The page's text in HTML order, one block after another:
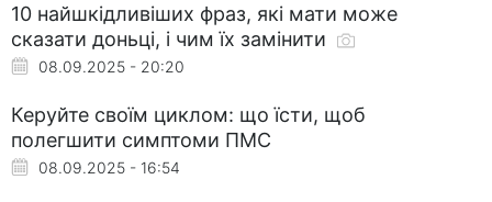
10 найшкідливіших фраз, які мати може
сказати доньці, і чим їх замінити
08.09.2025 - 20:20
Керуйте своїм циклом: що їсти, щоб
полегшити симптоми ПМС
08.09.2025 - 16:54